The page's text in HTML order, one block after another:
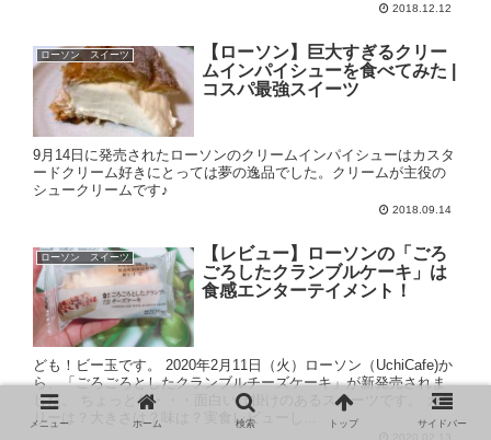
2018.12.12
ローソン スイーツ
【ローソン】巨大すぎるクリー
ムインパイシューを食べてみた |
コスパ最強スイーツ
9月14日に発売されたローソンのクリームインパイシューはカスタ
ードクリーム好きにとっては夢の逸品でした。クリームが主役の
シュークリームです♪
2018.09.14
ローソン スイーツ
【レビュー】ローソンの「ごろ
ごろしたクランブルケーキ」は
食感エンターテイメント！
ども！ビー玉です。 2020年2月11日（火）ローソン（UchiCafe)か
ら、「ごろごろとしたクランブルチーズケーキ」が新発売されま
した。 ちょっとね・・・面白い仕掛けのあるスイーツです。 カロ
リーは？大きさは？味は？実食レビューし...
メニュー ホーム 検索 トップ サイドバー